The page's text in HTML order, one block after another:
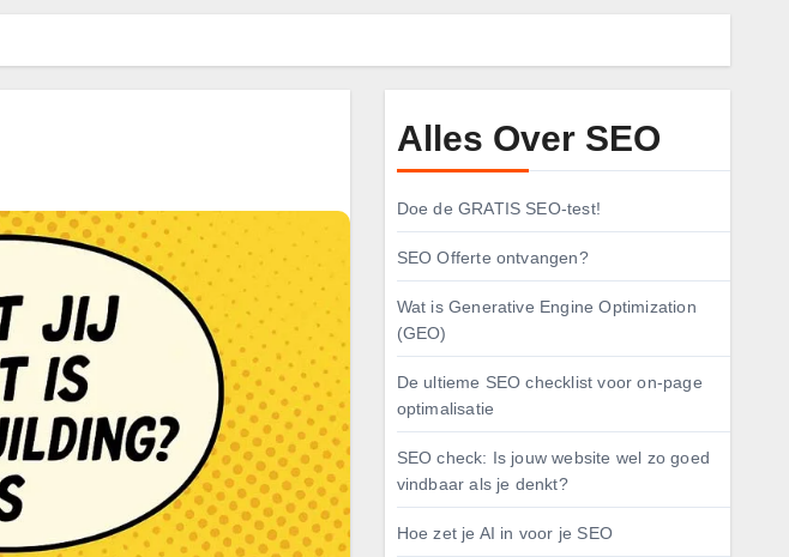
Alles Over SEO
Doe de GRATIS SEO-test!
SEO Offerte ontvangen?
Wat is Generative Engine Optimization
(GEO)
De ultieme SEO checklist voor on-page
optimalisatie
SEO check: Is jouw website wel zo goed
vindbaar als je denkt?
Hoe zet je AI in voor je SEO